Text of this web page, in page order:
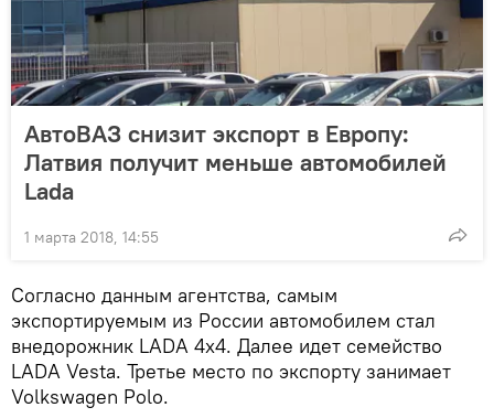
АвтоВАЗ снизит экспорт в Европу:
Латвия получит меньше автомобилей
Lada
1 марта 2018, 14:55
Согласно данным агентства, самым
экспортируемым из России автомобилем стал
внедорожник LADA 4x4. Далее идет семейство
LADA Vesta. Третье место по экспорту занимает
Volkswagen Polo.